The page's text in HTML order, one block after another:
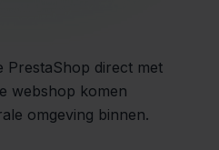
PrestaShop direct met
webshop komen
omgeving binnen.